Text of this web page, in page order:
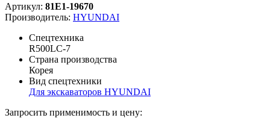
Артикул: 81E1-19670
Производитель: HYUNDAI
Спецтехника
R500LC-7
Страна производства
Корея
Вид спецтехники
Для экскаваторов HYUNDAI
Запросить применимость и цену: